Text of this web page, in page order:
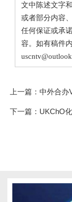
文中陈述文字
或者部分内容
任何保证或承
容。如有稿件
上一篇： 中外合办
下一篇： UKChO